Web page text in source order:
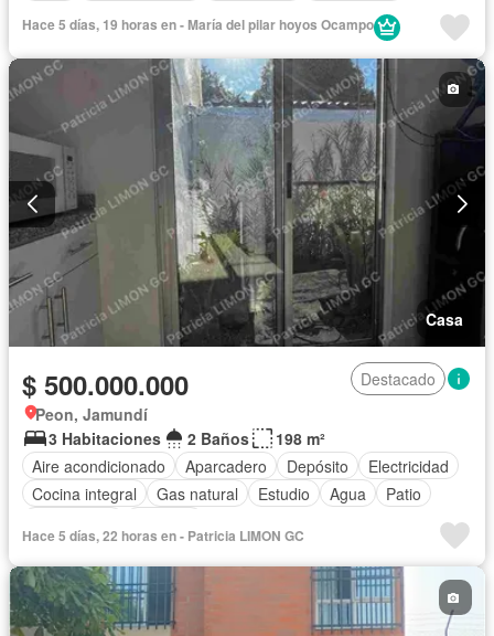
Hace 5 días, 19 horas en - María del pilar hoyos Ocampo
Casa
$ 500.000.000
Destacado
Peon, Jamundí
3 Habitaciones
2 Baños
198 m²
Aire acondicionado
Aparcadero Depósito
Electricidad
Cocina integral
Gas natural Estudio Agua
Patio
Acceso para personas con discapacidad
Caseta de vigilancia
Seguridad privada
Piscina
Permite mascotas
Hace 5 días, 22 horas en - Patricia LIMON GC